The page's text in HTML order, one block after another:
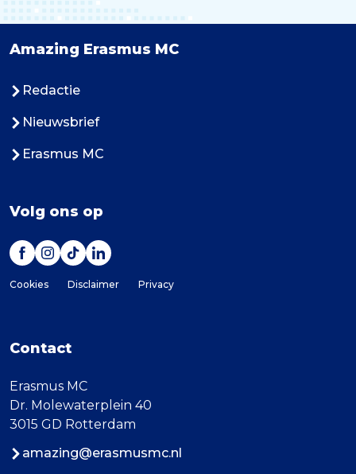
Amazing Erasmus MC
Redactie
Nieuwsbrief
Erasmus MC
Volg ons op
Cookies Disclaimer Privacy
Contact
Erasmus MC
Dr. Molewaterplein 40
3015 GD Rotterdam
amazing@erasmusmc.nl